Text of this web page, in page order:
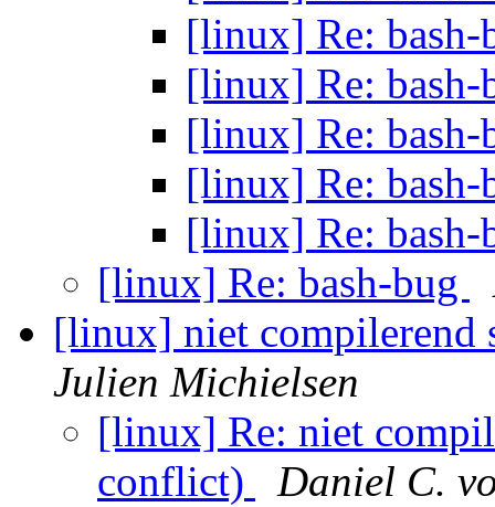
[linux] Re:
[linux] Re:
[linux] Re:
[linux] Re:
[linux] Re:
[linux] Re: bash-bug
[linux] niet compilerend
Julien Michielsen
[linux] Re: niet
conflict)
Daniel C.